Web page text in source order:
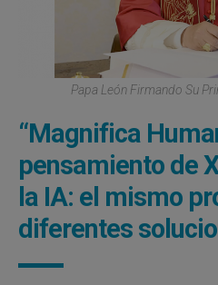
Papa León Firmando Su
“Magnifica
pensamiento de
la IA: el mismo
diferentes